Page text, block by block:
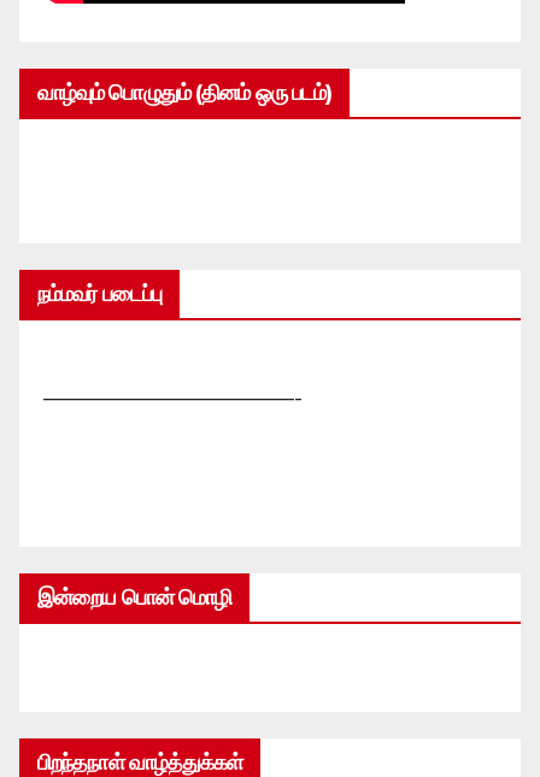
வாழ்வும் பொழுதும் (தினம் ஒரு படம்)
நம்மவர் படைப்பு
—————————————-
இன்றைய பொன் மொழி
பிறந்தநாள் வாழ்த்துக்கள்